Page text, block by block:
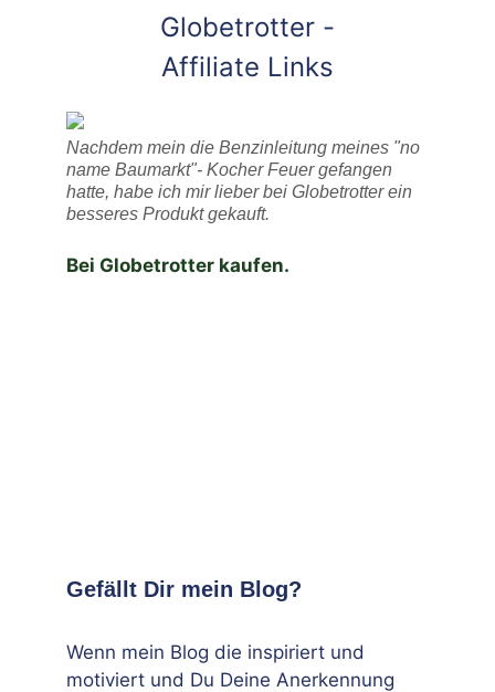
Globetrotter -
Affiliate Links
Nachdem mein die Benzinleitung meines "no
name Baumarkt"- Kocher Feuer gefangen
hatte, habe ich mir lieber bei Globetrotter ein
besseres Produkt gekauft.
Bei Globetrotter kaufen.
Gefällt Dir mein Blog?
Wenn mein Blog die inspiriert und
motiviert und Du Deine Anerkennung